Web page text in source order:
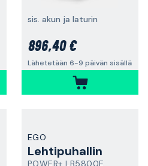
sis. akun ja laturin
896,40 €
Lähetetään 6-9 päivän sisällä
EGO
Lehtipuhallin
POWER+ LB5800E